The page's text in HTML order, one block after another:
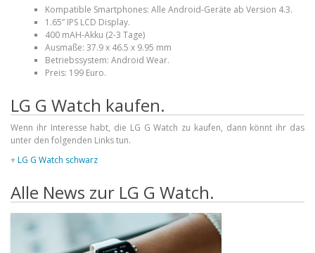
Kompatible Smartphones: Alle Android-Geräte ab Version 4.3.
1.65” IPS LCD Display.
400 mAH-Akku (2-3 Tage)
Ausmaße: 37.9 x 46.5 x 9.95 mm
Betriebssystem: Android Wear.
Preis: 199 Euro.
LG G Watch kaufen.
Wenn ihr Interesse habt, die LG G Watch zu kaufen, dann könnt ihr das
unter den folgenden Links tun.
+LG G Watch schwarz
Alle News zur LG G Watch.